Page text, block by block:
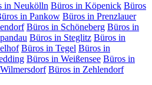
in Neukölln Büros in Köpenick Büros
in Pankow Büros in Prenzlauer
Büros in Schöneberg Büros in
Büros in Steglitz Büros in
Büros in Tegel Büros in
Büros in Weißensee Büros in
Büros in Zehlendorf